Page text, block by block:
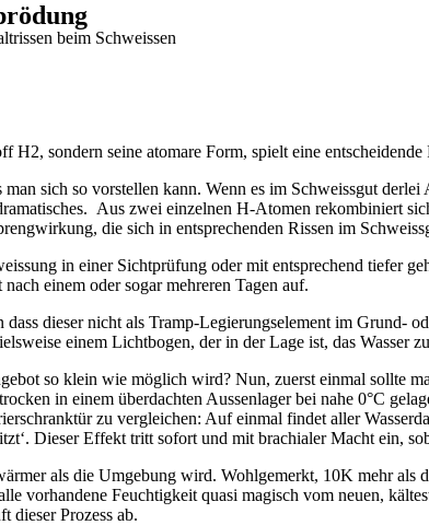
beim Schweissen
sondern seine atomare Form, spielt eine
sich so vorstellen kann. Wenn es im Schweissgut
Aus zwei einzelnen H-Atomen rekombiniert
die sich in entsprechenden Rissen im
in einer Sichtprüfung oder mit entsprechend tiefer
einem oder sogar mehreren Tagen auf.
dieser nicht als Tramp-Legierungselement im Grund-
einem Lichtbogen, der in der Lage ist, das Wasser
so klein wie möglich wird? Nun, zuerst einmal sollte
in einem überdachten Aussenlager bei nahe 0°C
zu vergleichen: Auf einmal findet aller
Dieser Effekt tritt sofort und mit brachialer Macht ein,
als die Umgebung wird. Wohlgemerkt, 10K mehr als
vorhandene Feuchtigkeit quasi magisch vom neuen,
dieser Prozess ab.